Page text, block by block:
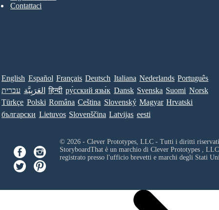
Contattaci
English Español Français Deutsch Italiana Nederlands Português
עברית العَرَبِيَّة हिन्दी ру́сский язы́к Dansk Svenska Suomi Norsk
Türkçe Polski Româna Ceština Slovenský Magyar Hrvatski
български Lietuvos Slovenščina Latvijas eesti
© 2026 - Clever Prototypes, LLC - Tutti i diritti
StoryboardThat è un marchio di Clever Prototypes , LLC
registrato presso l'ufficio brevetti e marchi degli Stati